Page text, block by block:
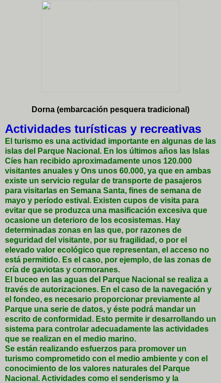
Dorna (embarcación pesquera tradicional)
Actividades turísticas y recreativas
El turismo es una actividad importante en algunas de las
islas del Parque Nacional. En los últimos años las Islas
Cíes han recibido aproximadamente unos 120.000
visitantes anuales y Ons unos 60.000, ya que en ambas
existe un servicio regular de transporte de pasajeros
para visitarlas en Semana Santa, fines de semana de
mayo y período estival. Existen cupos de visita para
evitar que se produzca una masificación excesiva que
ocasione un deterioro de los ecosistemas. Hay
determinadas zonas en las que, por razones de
seguridad del visitante, por su fragilidad, o por el
elevado valor ecológico que representan, el acceso no
está permitido. Es el caso, por ejemplo, de las zonas de
cría de gaviotas y cormoranes.
El buceo en las aguas del Parque Nacional se realiza a
través de autorizaciones. En el caso de la navegación y
el fondeo, es necesario proporcionar previamente al
Parque una serie de datos, y éste podrá mandar un
escrito de conformidad. Esto permite ir desarrollando un
sistema para controlar adecuadamente las actividades
que se realizan en el medio marino.
Se están realizando esfuerzos para promover un
turismo comprometido con el medio ambiente y con el
conocimiento de los valores naturales del Parque
Nacional. Actividades como el senderismo y la